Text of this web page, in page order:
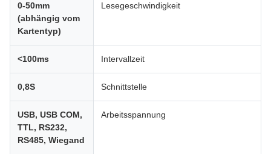
0-50mm
(abhängig vom
Kartentyp)
Lesegeschwindigkeit
<100ms Intervallzeit
0,8S Schnittstelle
USB, USB COM,
TTL, RS232,
RS485, Wiegand
Arbeitsspannung